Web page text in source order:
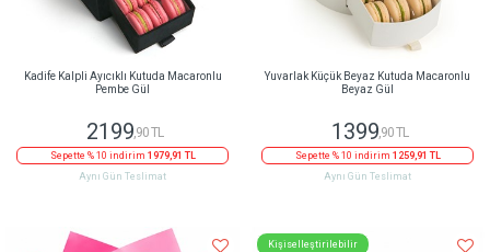
Kadife Kalpli Ayıcıklı Kutuda Macaronlu
Pembe Gül
2199,90 TL
Sepette % 10 indirim 1979,91 TL
Aynı Gün Teslimat
Yuvarlak Küçük Beyaz Kutuda Macaronlu
Beyaz Gül
1399,90 TL
Sepette % 10 indirim 1259,91 TL
Aynı Gün Teslimat
Kişiselleştirilebilir